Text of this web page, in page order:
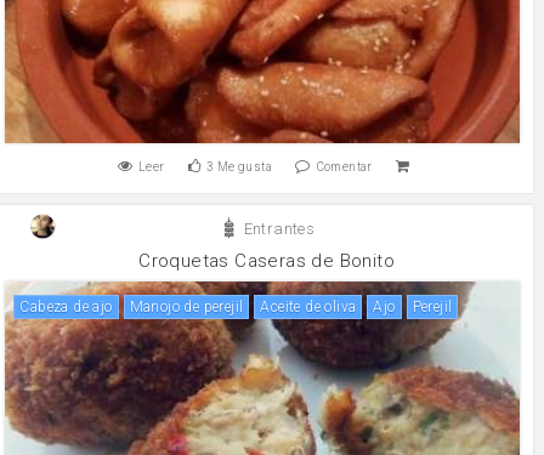
Leer 3 Me gusta Comentar
Entrantes
Croquetas Caseras de Bonito
Cabeza de ajo Manojo de perejil aceite de oliva ajo perejil